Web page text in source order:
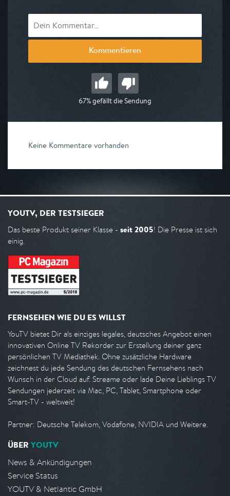
Kommentieren
67% gefällt die Sendung
Keine Kommentare vorhanden
YOUTV, DER TESTSIEGER
Das beste Produkt seiner Klasse - seit 2005! Die Presse ist sich
einig.
FERNSEHEN WIE DU ES WILLST
YouTV bietet Dir als einziges legales, deutsches Angebot einen
innovativen Online TV Rekorder zur Erstellung deiner ganz
persönlichen TV Mediathek. Ohne zusätzliche Hardware
zeichnest du jede Sendung des deutschen Fernsehens nach
Wunsch in der Cloud auf. Streame oder lade Deine Lieblings TV
Sendungen jederzeit via Mac, PC, Tablet, Smartphone oder
Smart-TV - weltweit!
Partner: Deutsche Telekom, Vodafone, NVIDIA und Weitere.
ÜBER YOUTV
News & Ankündigungen
Service Status
YOUTV & Netlantic GmbH